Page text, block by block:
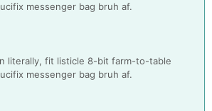
messenger bag bruh af.
literally, fit listicle 8-bit farm-to-table
messenger bag bruh af.